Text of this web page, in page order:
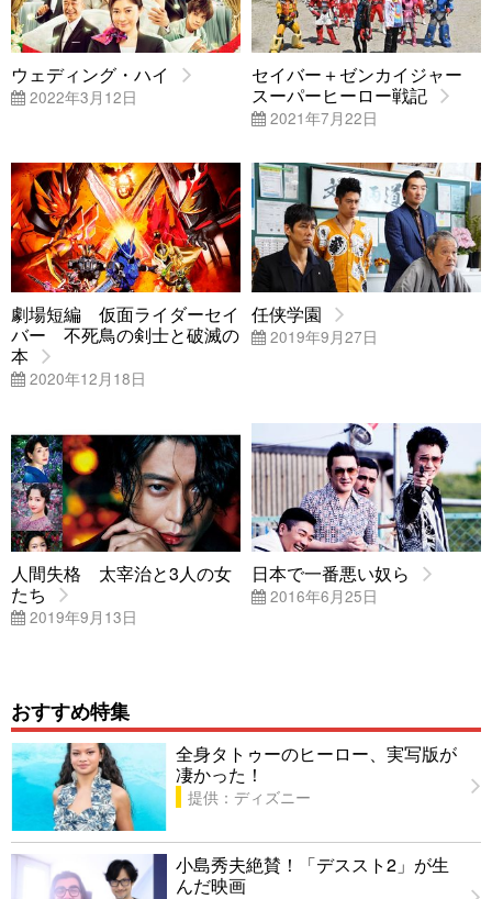
ウェディング・ハイ
2022年3月12日
セイバー＋ゼンカイジャー
スーパーヒーロー戦記
2021年7月22日
劇場短編 仮面ライダーセイ
バー 不死鳥の剣士と破滅の
本
2020年12月18日
任侠学園
2019年9月27日
人間失格 太宰治と3人の女
たち
2019年9月13日
日本で一番悪い奴ら
2016年6月25日
おすすめ特集
全身タトゥーのヒーロー、実写版が
凄かった！
提供：ディズニー
小島秀夫絶賛！「デススト2」が生
んだ映画